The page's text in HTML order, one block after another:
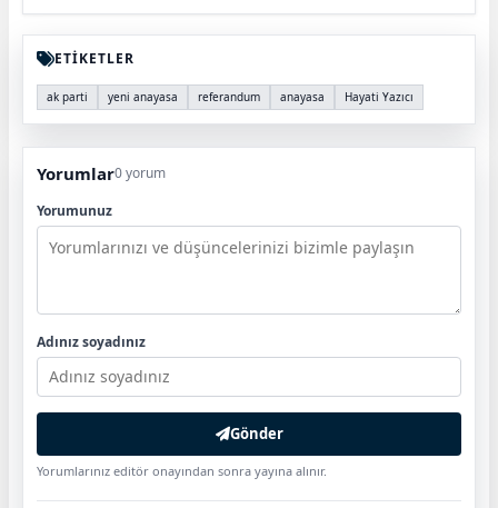
ETİKETLER
ak parti yeni anayasa referandum anayasa Hayati Yazıcı
Yorumlar0 yorum
Yorumunuz
Adınız soyadınız
Gönder
Yorumlarınız editör onayından sonra yayına alınır.